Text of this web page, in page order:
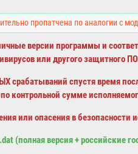
пропатчена по аналогии с
версии программы и
или другого защитного
срабатываний спустя время
контрольной сумме
или опасения в
(полная версия + российские